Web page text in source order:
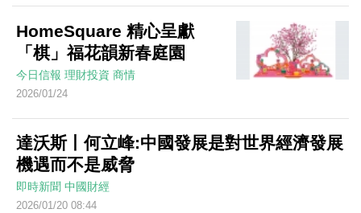
HomeSquare 精心呈獻
「棋」福花韻新春庭園
今日信報 理財投資 商情
2026/01/24
達沃斯丨何立峰:中國發展是對世界經濟發展
機遇而不是威脅
即時新聞 中國財經
2026/01/20 08:44